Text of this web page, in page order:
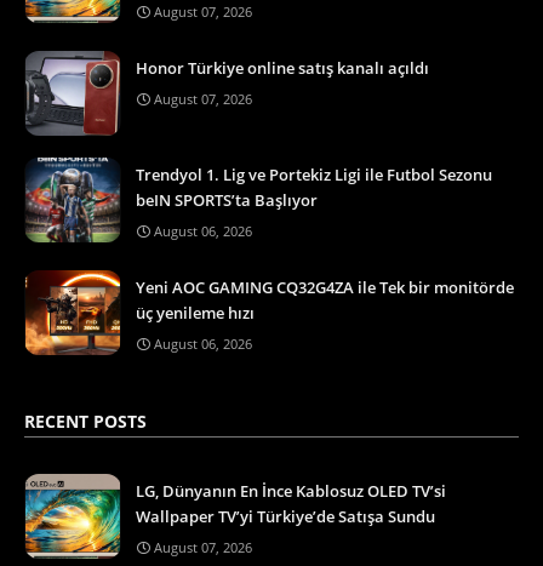
August 07, 2026
Honor Türkiye online satış kanalı açıldı
August 07, 2026
Trendyol 1. Lig ve Portekiz Ligi ile Futbol Sezonu
beIN SPORTS’ta Başlıyor
August 06, 2026
Yeni AOC GAMING CQ32G4ZA ile Tek bir monitörde
üç yenileme hızı
August 06, 2026
RECENT POSTS
LG, Dünyanın En İnce Kablosuz OLED TV’si
Wallpaper TV’yi Türkiye’de Satışa Sundu
August 07, 2026